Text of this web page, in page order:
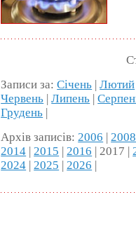
Записи за:Січень |Лютий
Червень |Липень |
Грудень |
Архів записів: 2006 | 2008
2014 | 2015 | 2016 | 2017 |
2024 | 2025 | 2026 |